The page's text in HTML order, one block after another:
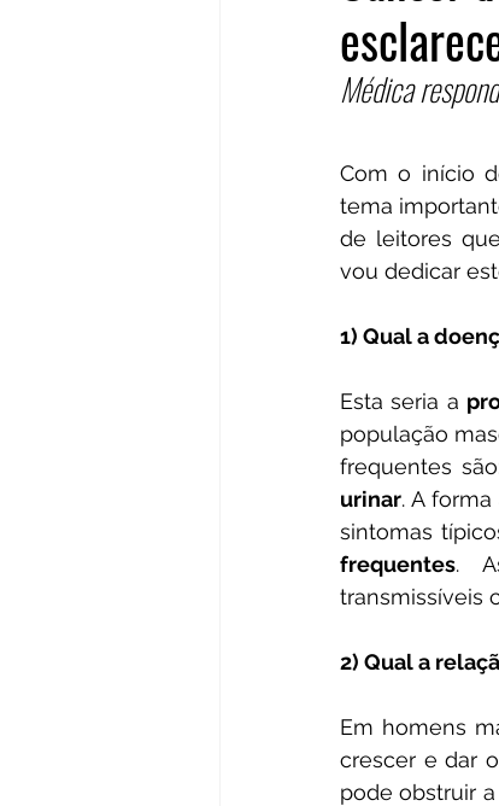
Médica
Com o início
tema
de leitores
vou dedicar
1) Qual a
Esta seria a
população
frequentes
urinar. A
sintomas
frequentes.
transmissíveis
2) Qual a
Em homens
crescer e dar
pode obstruir